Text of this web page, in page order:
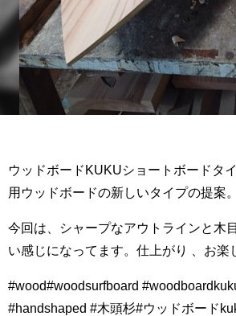
ウッドボードKUKUショートボードタ
用ウッドボードの新しいタイプの提案。
今回は、シャープなアウトラインと木
い感じになってます。仕上がり 、お楽
#wood#woodsurfboard
#handshaped #木頭杉#ウッドボード